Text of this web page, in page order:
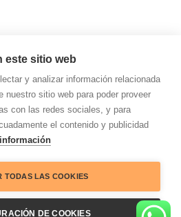
2026 Todos los derechos
este sitio web
y analizar información relacionada
nuestro sitio web para poder proveer
con las redes sociales, y para
el contenido y publicidad
TODAS LAS COOKIES
DE COOKIES